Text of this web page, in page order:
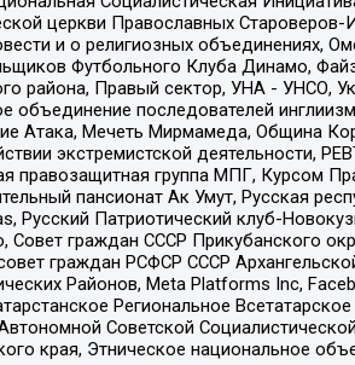
церкви Православных
и о религиозных объединениях,
Футбольного Клуба Динамо,
района, Правый сектор, УНА - УНСО,
объединение последователей
Атака, Мечеть Мирмамеда, Община
экстремистской деятельности,
правозащитная группа МПГ, Курсом
пансионат Ак Умут, Русская
Русский Патриотический клуб-
Совет граждан СССР Прикубанского
граждан РСФСР СССР
Районов, Meta Platforms Inc,
Региональное
Советской
края, Этническое национальное